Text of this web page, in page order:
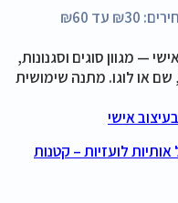
עד ⁦₪60⁩
— מגוון סוגים וסגנונות,
או לוגו. מתנה שימושית